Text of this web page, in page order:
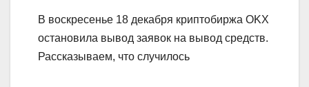
В воскресенье 18 декабря криптобиржа OKX
остановила вывод заявок на вывод средств.
Рассказываем, что случилось